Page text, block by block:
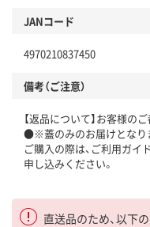
JANコード
4970210837450
備考（ご注意）
【返品について】お客様の
●※蓋のみのお届けとなり
ご購入の際は、ご利用ガイ
申し込みください。
直送品のため、以下